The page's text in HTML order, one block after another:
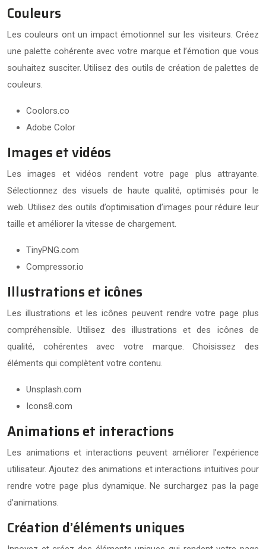
Couleurs
Les couleurs ont un impact émotionnel sur les visiteurs. Créez
une palette cohérente avec votre marque et l’émotion que vous
souhaitez susciter. Utilisez des outils de création de palettes de
couleurs.
Coolors.co
Adobe Color
Images et vidéos
Les images et vidéos rendent votre page plus attrayante.
Sélectionnez des visuels de haute qualité, optimisés pour le
web. Utilisez des outils d’optimisation d’images pour réduire leur
taille et améliorer la vitesse de chargement.
TinyPNG.com
Compressor.io
Illustrations et icônes
Les illustrations et les icônes peuvent rendre votre page plus
compréhensible. Utilisez des illustrations et des icônes de
qualité, cohérentes avec votre marque. Choisissez des
éléments qui complètent votre contenu.
Unsplash.com
Icons8.com
Animations et interactions
Les animations et interactions peuvent améliorer l’expérience
utilisateur. Ajoutez des animations et interactions intuitives pour
rendre votre page plus dynamique. Ne surchargez pas la page
d’animations.
Création d’éléments uniques